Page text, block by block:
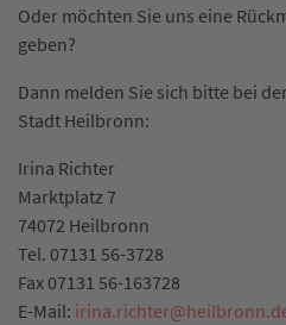
Oder möchten Sie uns eine
geben?
Dann melden Sie sich bitte bei
Stadt Heilbronn:
Irina Richter
Marktplatz 7
74072 Heilbronn
Tel. 07131 56-3728
Fax 07131 56-163728
E-Mail: irina.richter@